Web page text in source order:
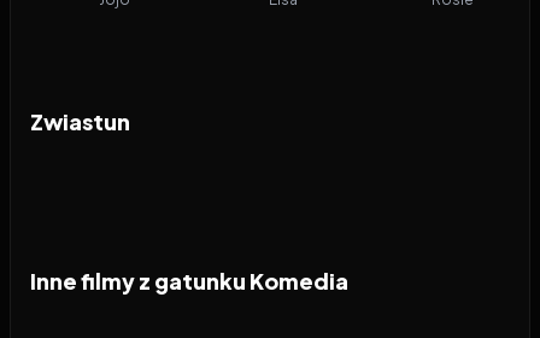
Zwiastun
Inne filmy z gatunku Komedia